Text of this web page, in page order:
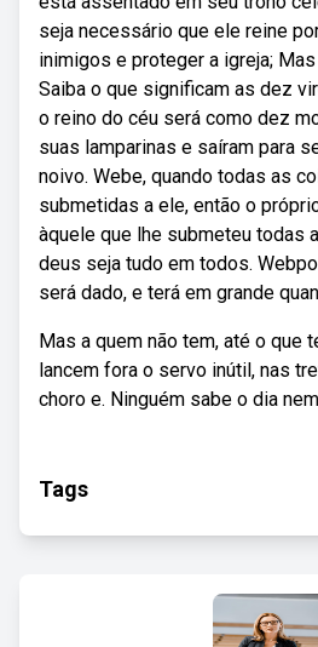
seja necessário que ele reine
inimigos e proteger a igreja;
Saiba o que significam as dez
o reino do céu será como dez
suas lamparinas e saíram para
noivo. Webe, quando todas as
submetidas a ele, então o
àquele que lhe submeteu todas
deus seja tudo em todos.
será dado, e terá em grande
Mas a quem não tem, até o que
lancem fora o servo inútil, nas
choro e. Ninguém sabe o dia
Tags